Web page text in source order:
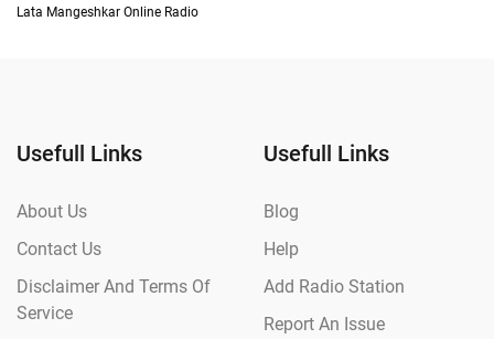
Lata Mangeshkar Online Radio
Usefull Links
About Us
Contact Us
Disclaimer And Terms Of
Service
Usefull Links
Blog
Help
Add Radio Station
Report An Issue